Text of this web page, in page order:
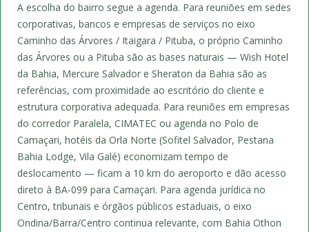
A escolha do bairro segue a agenda. Para reuniões em sedes
corporativas, bancos e empresas de serviços no eixo
Caminho das Árvores / Itaigara / Pituba, o próprio Caminho
das Árvores ou a Pituba são as bases naturais — Wish Hotel
da Bahia, Mercure Salvador e Sheraton da Bahia são as
referências, com proximidade ao escritório do cliente e
estrutura corporativa adequada. Para reuniões em empresas
do corredor Paralela, CIMATEC ou agenda no Polo de
Camaçari, hotéis da Orla Norte (Sofitel Salvador, Pestana
Bahia Lodge, Vila Galé) economizam tempo de
deslocamento — ficam a 10 km do aeroporto e dão acesso
direto à BA-099 para Camaçari. Para agenda jurídica no
Centro, tribunais e órgãos públicos estaduais, o eixo
Ondina/Barra/Centro continua relevante, com Bahia Othon